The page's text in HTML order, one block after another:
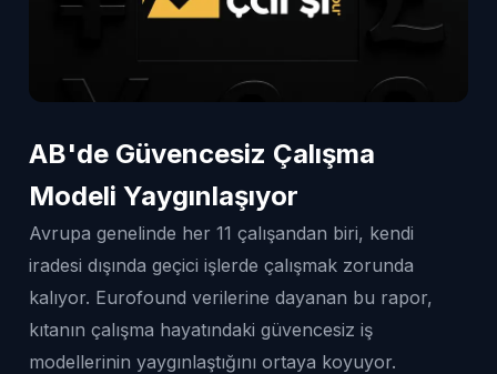
AB'de Güvencesiz Çalışma
Modeli Yaygınlaşıyor
Avrupa genelinde her 11 çalışandan biri, kendi
iradesi dışında geçici işlerde çalışmak zorunda
kalıyor. Eurofound verilerine dayanan bu rapor,
kıtanın çalışma hayatındaki güvencesiz iş
modellerinin yaygınlaştığını ortaya koyuyor.